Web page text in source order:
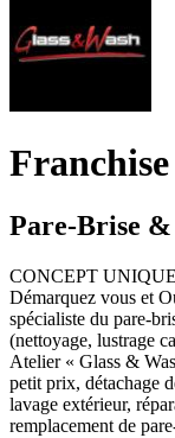
Pare-Brise
CONCEPT
Démarquez vous et
spécialiste du pare-
(nettoyage, lustrage
Atelier « Glass &
petit prix, détachage
lavage extérieur,
remplacement de